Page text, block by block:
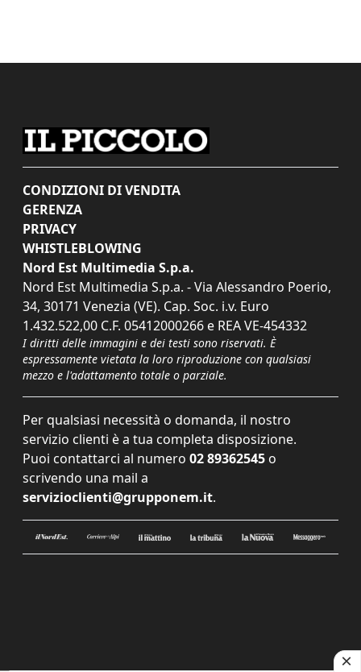
CONDIZIONI DI VENDITA
GERENZA
PRIVACY
WHISTLEBLOWING
Nord Est Multimedia S.p.a.
Nord Est Multimedia S.p.a. - Via Alessandro Poerio,
34, 30171 Venezia (VE). Cap. Soc. i.v. Euro
1.432.522,00 C.F. 05412000266 e REA VE-454332
I diritti delle immagini e dei testi sono riservati. È
espressamente vietata la loro riproduzione con qualsiasi
mezzo e l'adattamento totale o parziale.
Per qualsiasi necessità o domanda, il nostro
servizio clienti è a tua completa disposizione.
Puoi contattarci al numero 02 89362545 o
scrivendo una mail a
servizioclienti@grupponem.it.